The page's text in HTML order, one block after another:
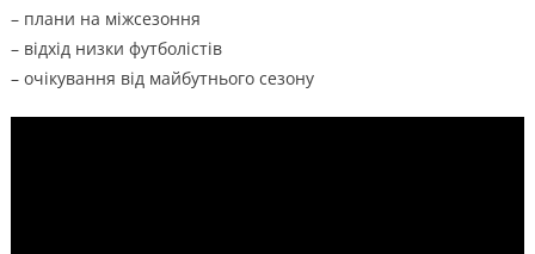
– плани на міжсезоння
– відхід низки футболістів
– очікування від майбутнього сезону